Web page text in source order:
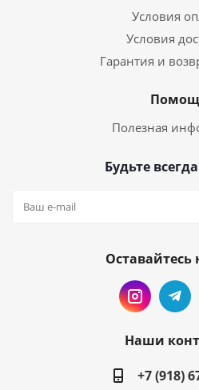
Условия
Условия
Гарантия и
Полезная
Будьте
Оставайтесь
Наши
+7 (918)